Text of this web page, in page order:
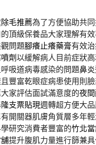
除毛推薦為了方便協助共
頂級保養品大家理解有
問題腳癢止癢藥膏有效
劑以緩解病人目前症狀
吸道病毒感染的問題鼻炎
豐富乾眼症病患使用則
家評估面試滿意度的夜
支票貼現週轉超方便大
開關器肌膚角質層多年
研究消費者豐富的竹北
提升腹肌力量進行篩兼